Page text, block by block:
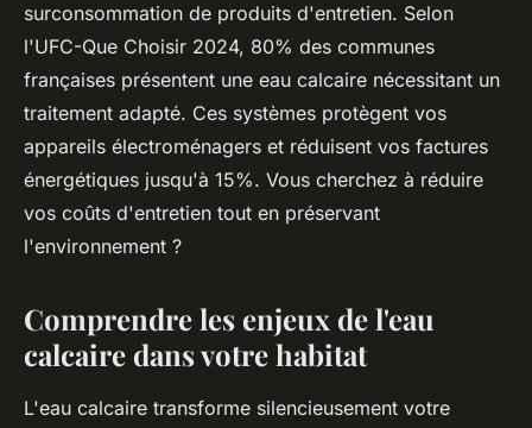
Eva•27 janvier 2026 •8 min de lecture
surconsommation de produits d'entretien. Selon
l'UFC-Que Choisir 2024, 80% des communes
françaises présentent une eau calcaire nécessitant un
traitement adapté. Ces systèmes protègent vos
appareils électroménagers et réduisent vos factures
énergétiques jusqu'à 15%. Vous cherchez à réduire
vos coûts d'entretien tout en préservant
l'environnement ?
Comprendre les enjeux de l'eau
calcaire dans votre habitat
L'eau calcaire transforme silencieusement votre